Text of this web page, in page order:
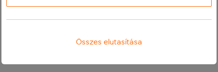
Összes elutasítása